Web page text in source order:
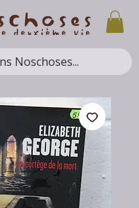
Noschoses...